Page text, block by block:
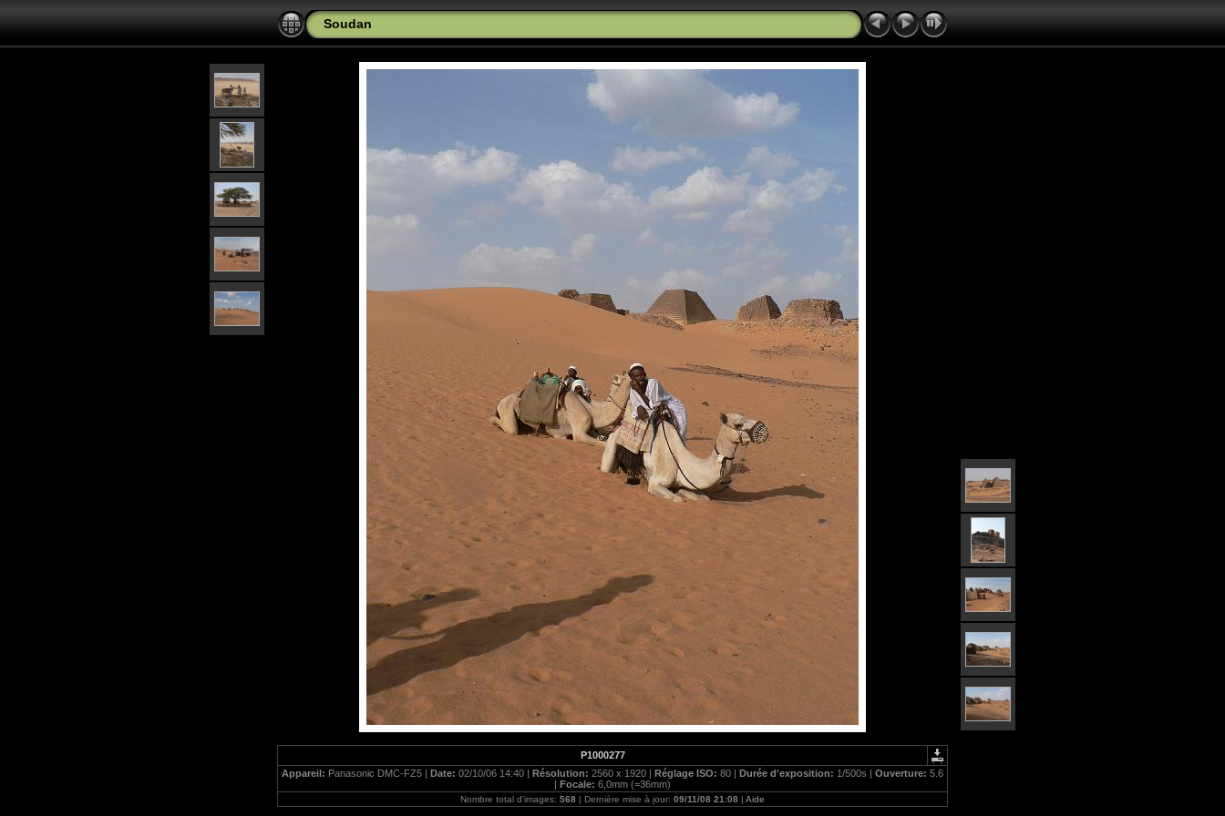
Soudan
P1000277
Appareil: Panasonic DMC-FZ5 | Date: 02/10/06 14:40 | Résolution: 2560 x 1920 | Réglage ISO: 80 | Durée d'exposition: 1/500s | Ouverture: 5.6
| Focale: 6,0mm (=36mm)
Nombre total d'images: 568 | Dernière mise à jour: 09/11/08 21:08 | Aide